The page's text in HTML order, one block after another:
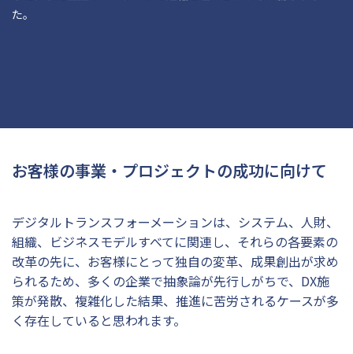
た。
お客様の事業・プロジェクトの成功に向けて
デジタルトランスフォーメーションは、システム、人財、
組織、ビジネスモデルすべてに関連し、それらの各要素の
改革の先に、お客様にとって独自の変革、成果創出が求め
られるため、多くの企業で抽象論が先行しがちで、DX施
策が発散、複雑化した結果、推進に苦労されるケースが多
く存在していると思われます。